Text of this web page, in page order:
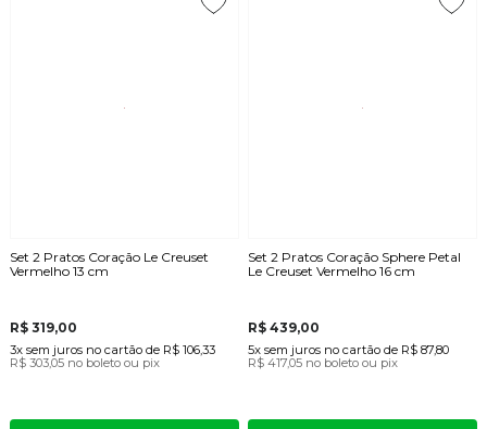
Set 2 Pratos Coração Le Creuset
Vermelho 13 cm
R$ 319,00
3x sem juros no cartãode R$ 106,33
R$ 303,05 no boleto ou pix
Set 2 Pratos Coração Sphere Petal
Le Creuset Vermelho 16 cm
R$ 439,00
5x sem juros no cartão de R$ 87,80
R$ 417,05 no boleto ou pix